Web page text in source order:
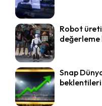
Robot
Snap
beklentileri